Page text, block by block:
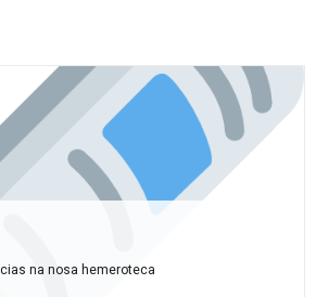
na nosa hemeroteca